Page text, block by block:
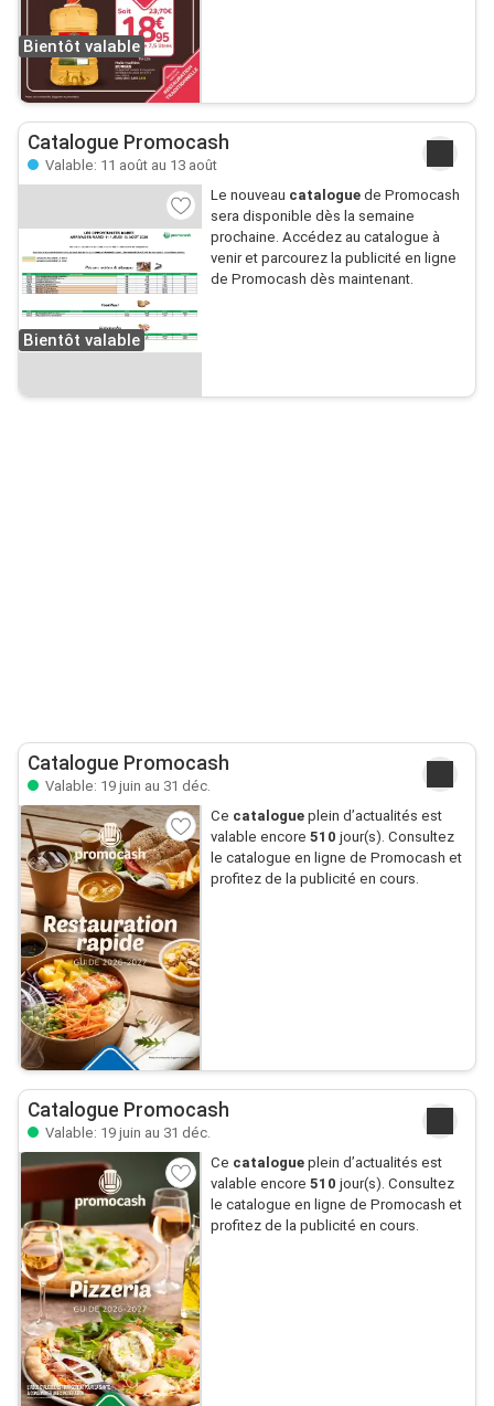
Bientôt valable
Catalogue Promocash
Valable: 11 août au 13 août
Bientôt valable
Le nouveau cataloguede Promocash
sera disponible dès la semaine
prochaine. Accédez au catalogue à
venir et parcourez la publicité en ligne
de Promocash dès maintenant.
Catalogue Promocash
Valable: 19 juin au 31 déc.
Ce catalogueplein d’actualités est
valable encore 510 jour(s). Consultez
le catalogue en ligne de Promocash et
profitez de la publicité en cours.
Catalogue Promocash
Valable: 19 juin au 31 déc.
Ce catalogueplein d’actualités est
valable encore 510 jour(s). Consultez
le catalogue en ligne de Promocash et
profitez de la publicité en cours.